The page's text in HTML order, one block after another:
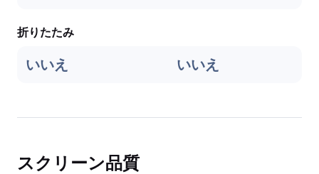
折りたたみ
いいえ いいえ
スクリーン品質